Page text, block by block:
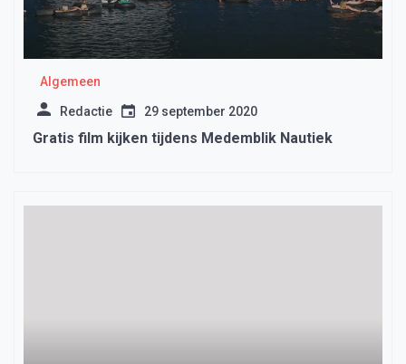
Algemeen
Redactie 29 september 2020
Gratis film kijken tijdens Medemblik Nautiek